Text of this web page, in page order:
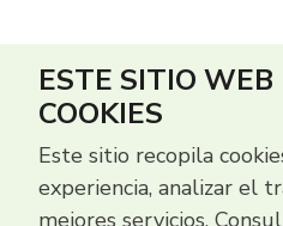
ESTE SITIO
COOKIES
Este sitio recopila
experiencia, analizar el
mejores servicios.